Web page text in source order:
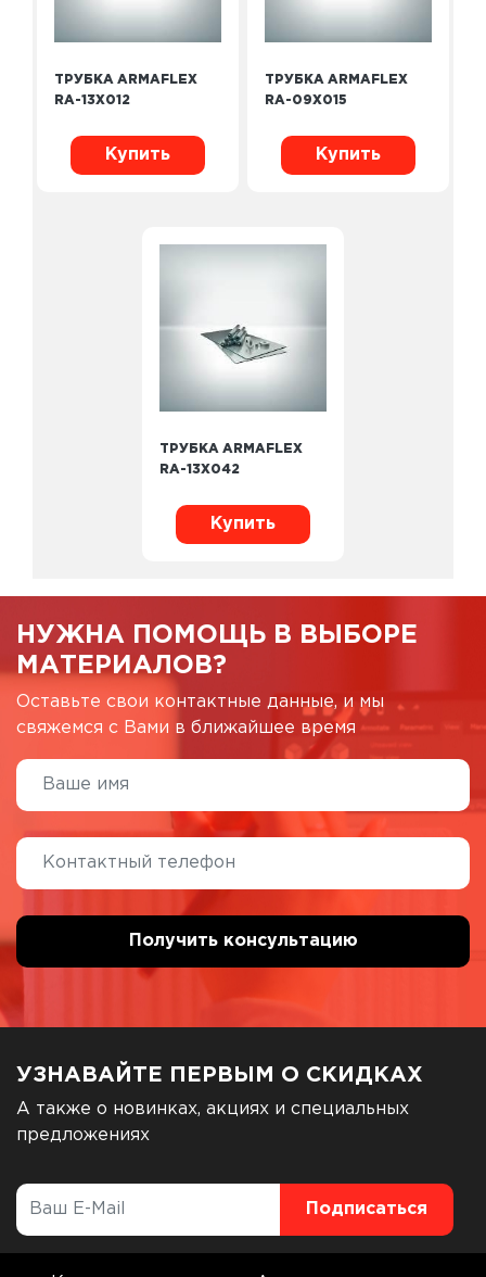
ТРУБКА ARMAFLEX
RA-13X012
Купить
ТРУБКА ARMAFLEX
RA-09X015
Купить
ТРУБКА ARMAFLEX
RA-13X042
Купить
НУЖНА ПОМОЩЬ В ВЫБОРЕ
МАТЕРИАЛОВ?
Оставьте свои контактные данные, и мы
свяжемся с Вами в ближайшее время
УЗНАВАЙТЕ ПЕРВЫМ О СКИДКАХ
А также о новинках, акциях и специальных
предложениях